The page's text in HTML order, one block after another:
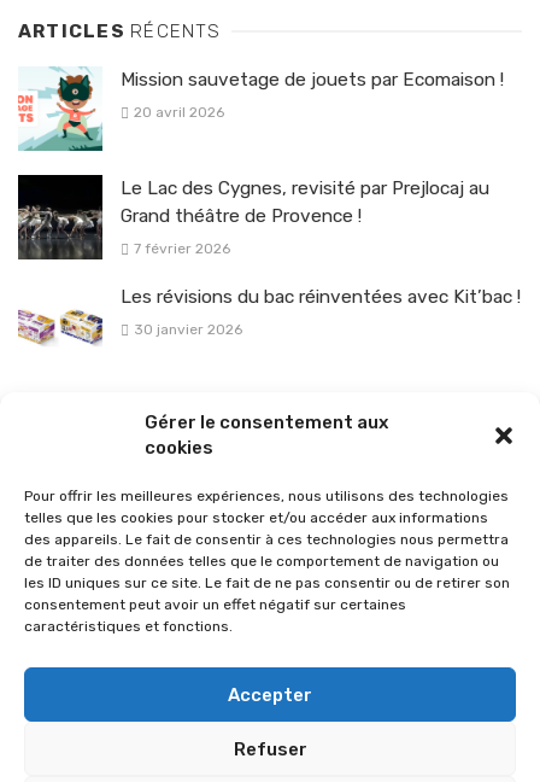
Gérer le consentement aux
cookies
Pour offrir les meilleures expériences, nous utilisons des technologies
telles que les cookies pour stocker et/ou accéder aux informations
des appareils. Le fait de consentir à ces technologies nous permettra
de traiter des données telles que le comportement de navigation ou
les ID uniques sur ce site. Le fait de ne pas consentir ou de retirer son
consentement peut avoir un effet négatif sur certaines
caractéristiques et fonctions.
Accepter
Refuser
ARTICLES RÉCENTS
Mission sauvetage de jouets par Ecomaison !
20 avril 2026
Le Lac des Cygnes, revisité par Prejlocaj au
Grand théâtre de Provence !
7 février 2026
Les révisions du bac réinventées avec Kit’bac !
30 janvier 2026